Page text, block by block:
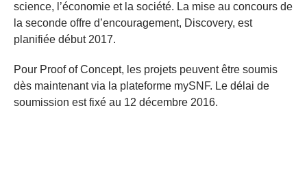
science, l’économie et la société. La mise au concours de
la seconde offre d’encouragement, Discovery, est
planifiée début 2017.
Pour Proof of Concept, les projets peuvent être soumis
dès maintenant via la plateforme mySNF. Le délai de
soumission est fixé au 12 décembre 2016.